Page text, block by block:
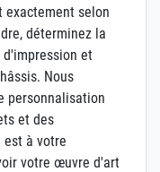
exactement selon
déterminez la
et
Nous
personnalisation
et des
à votre
votre œuvre d'art